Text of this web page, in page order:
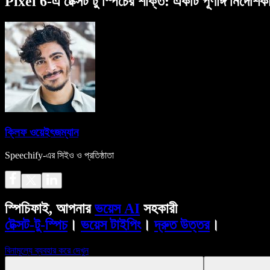
ক্লিফ ওয়েইৎজম্যান
Speechify-এর সিইও ও প্রতিষ্ঠাতা
স্পিচিফাই, আপনারভয়েস AI সহকারী
টেক্সট-টু-স্পিচ। ভয়েস টাইপিং।দ্রুত উত্তর।
বিনামূল্যে ব্যবহার করে দেখুন